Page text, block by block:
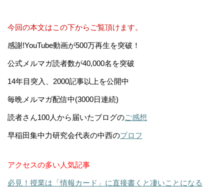
今回の本文はこの下からご覧頂けます。
感謝!YouTube動画が500万再生を突破！
公式メルマガ読者数が40,000名を突破
14年目突入、2000記事以上を公開中
毎晩メルマガ配信中(3000日連続)
読者さん100人から届いたブログのご感想
早稲田集中力研究会代表の中西のプロフ
アクセスの多い人気記事
必見！授業は「情報カード」に直接書くと凄いことになる